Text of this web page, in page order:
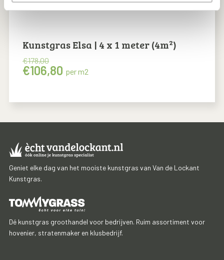
Kunstgras Elsa | 4 x 1 meter (4m²)
€178,00
Oorspronkelijke
€178,00.
€106,80 Huidige
€106,80.
per m2
Geniet elke dag van het mooiste kunstgras van Van de Lockant
Kunstgras.
Dé kunstgras groothandel voor bedrijven. Ruim assortiment voor
hovenier, stratenmaker en klusbedrijf.